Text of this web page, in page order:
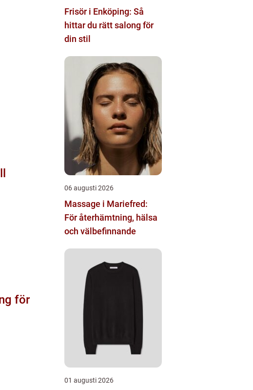
Frisör i Enköping: Så
hittar du rätt salong för
din stil
06 augusti 2026
Massage i Mariefred:
För återhämtning, hälsa
och välbefinnande
01 augusti 2026